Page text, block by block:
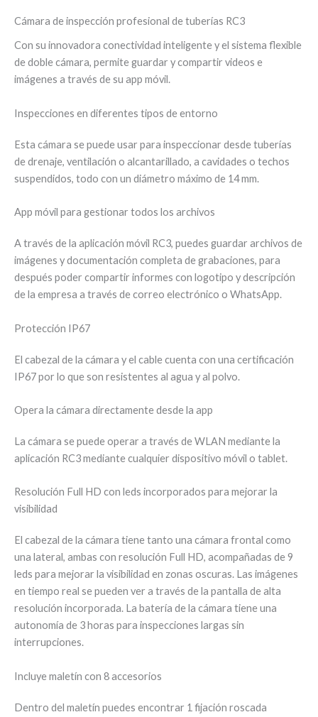
Cámara de inspección profesional de tuberías RC3
Con su innovadora conectividad inteligente y el sistema flexible
de doble cámara, permite guardar y compartir videos e
imágenes a través de su app móvil.
Inspecciones en diferentes tipos de entorno
Esta cámara se puede usar para inspeccionar desde tuberías
de drenaje, ventilación o alcantarillado, a cavidades o techos
suspendidos, todo con un diámetro máximo de 14 mm.
App móvil para gestionar todos los archivos
A través de la aplicación móvil RC3, puedes guardar archivos de
imágenes y documentación completa de grabaciones, para
después poder compartir informes con logotipo y descripción
de la empresa a través de correo electrónico o WhatsApp.
Protección IP67
El cabezal de la cámara y el cable cuenta con una certificación
IP67 por lo que son resistentes al agua y al polvo.
Opera la cámara directamente desde la app
La cámara se puede operar a través de WLAN mediante la
aplicación RC3 mediante cualquier dispositivo móvil o tablet.
Resolución Full HD con leds incorporados para mejorar la
visibilidad
El cabezal de la cámara tiene tanto una cámara frontal como
una lateral, ambas con resolución Full HD, acompañadas de 9
leds para mejorar la visibilidad en zonas oscuras. Las imágenes
en tiempo real se pueden ver a través de la pantalla de alta
resolución incorporada. La batería de la cámara tiene una
autonomía de 3 horas para inspecciones largas sin
interrupciones.
Incluye maletín con 8 accesorios
Dentro del maletín puedes encontrar 1 fijación roscada